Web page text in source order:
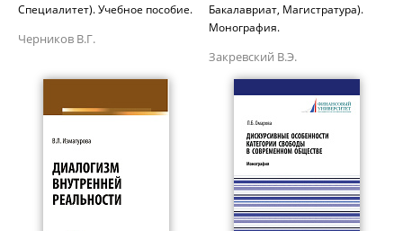
Специалитет). Учебное пособие.
Черников В.Г.
Бакалавриат, Магистратура).
Монография.
Закревский В.Э.